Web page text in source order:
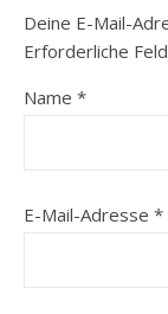
Deine E-Mail-
Erforderliche
Name *
E-Mail-Adresse *